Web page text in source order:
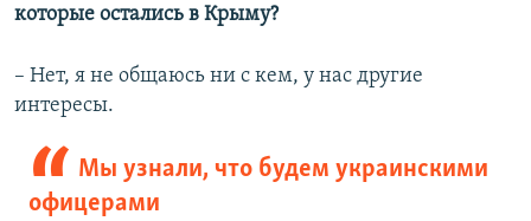
которые остались в Крыму?
– Нет, я не общаюсь ни с кем, у нас другие
интересы.
Мы узнали, что будем украинскими
офицерами